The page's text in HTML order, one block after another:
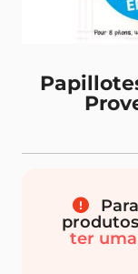
ter